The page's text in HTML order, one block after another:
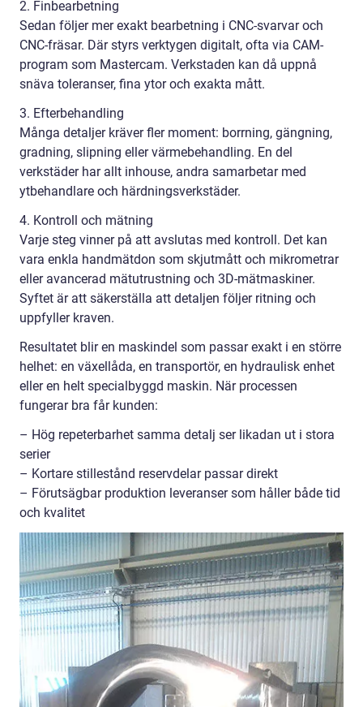
2. Finbearbetning
Sedan följer mer exakt bearbetning i CNC-svarvar och
CNC-fräsar. Där styrs verktygen digitalt, ofta via CAM-
program som Mastercam. Verkstaden kan då uppnå
snäva toleranser, fina ytor och exakta mått.
3. Efterbehandling
Många detaljer kräver fler moment: borrning, gängning,
gradning, slipning eller värmebehandling. En del
verkstäder har allt inhouse, andra samarbetar med
ytbehandlare och härdningsverkstäder.
4. Kontroll och mätning
Varje steg vinner på att avslutas med kontroll. Det kan
vara enkla handmätdon som skjutmått och mikrometrar
eller avancerad mätutrustning och 3D-mätmaskiner.
Syftet är att säkerställa att detaljen följer ritning och
uppfyller kraven.
Resultatet blir en maskindel som passar exakt i en större
helhet: en växellåda, en transportör, en hydraulisk enhet
eller en helt specialbyggd maskin. När processen
fungerar bra får kunden:
– Hög repeterbarhet samma detalj ser likadan ut i stora
serier
– Kortare stillestånd reservdelar passar direkt
– Förutsägbar produktion leveranser som håller både tid
och kvalitet